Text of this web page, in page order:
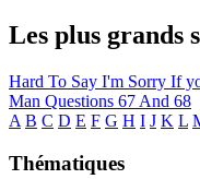
Les plus grands
Hard To Say I'm Sorry If
Man Questions 67 And 68
A B C D E F G H I J K L
Thématiques